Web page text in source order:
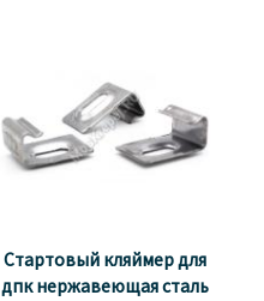
Стартовый кляймер для
дпк нержавеющая сталь